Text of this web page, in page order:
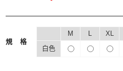
規格
M L XL
白色